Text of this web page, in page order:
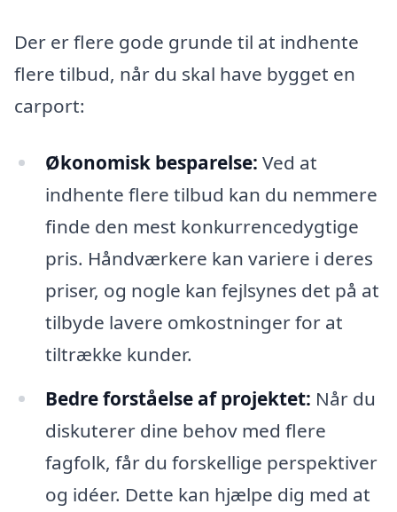
Der er flere gode grunde til at indhente
flere tilbud, når du skal have bygget en
carport:
Økonomisk besparelse: Ved at
indhente flere tilbud kan du nemmere
finde den mest konkurrencedygtige
pris. Håndværkere kan variere i deres
priser, og nogle kan fejlsynes det på at
tilbyde lavere omkostninger for at
tiltrække kunder.
Bedre forståelse af projektet: Når du
diskuterer dine behov med flere
fagfolk, får du forskellige perspektiver
og idéer. Dette kan hjælpe dig med at